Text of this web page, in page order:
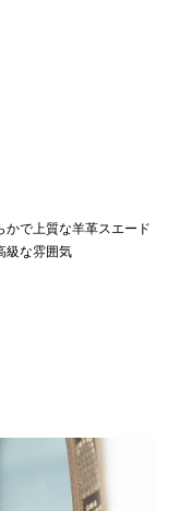
かで上質な羊革スエード
級な雰囲気